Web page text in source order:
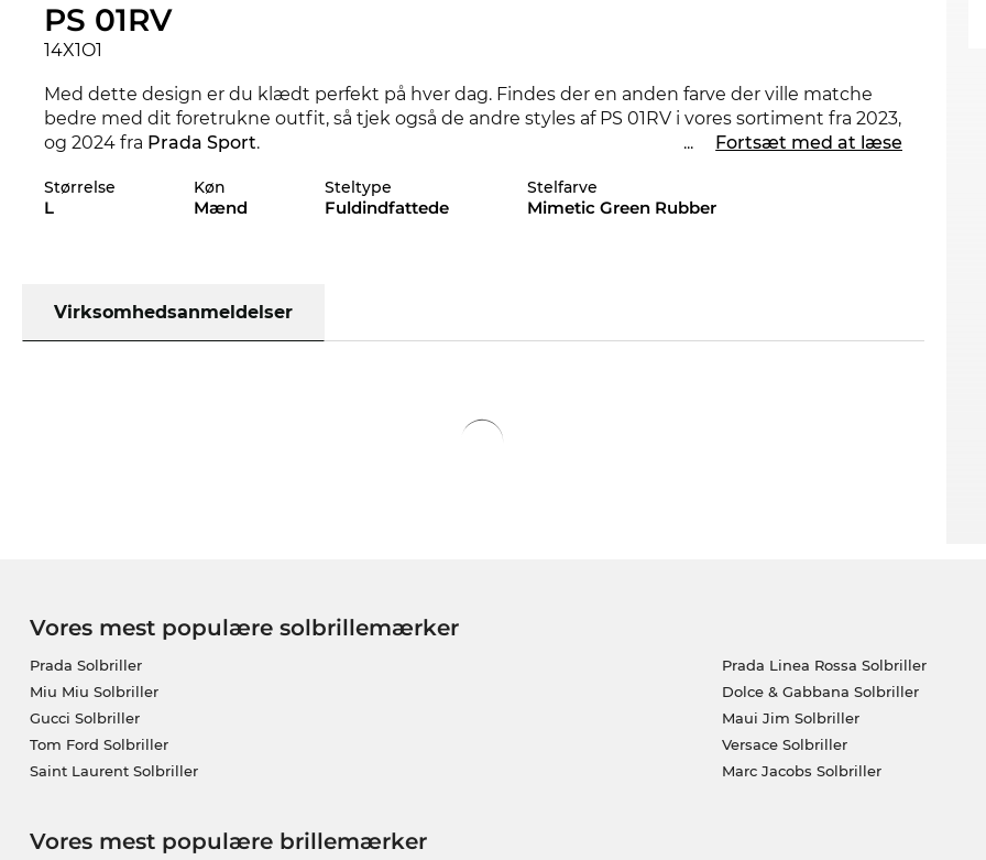
PS 01RV
14X1O1
Med dette design er du klædt perfekt på hver dag. Findes der en anden farve der ville matche
bedre med dit foretrukne outfit, så tjek også de andre styles af PS 01RV i vores sortiment fra 2023,
og 2024 fra Prada Sport.
Udformningen af stellet her er rettet decideret til til mænd. De kompromisløse linier sørger for et
maskulint touch. Briller er in. Særligt populære er briller medfuldt indfattede glas
Modellen er allerede genbestilt og er om kort tid igen på lager. Hvis du bestiller nu, kan du sikre
dig den lave pris og så snart varerne ankommer, sender vi din nye brille fraPrada Sportvidere til
... Fortsæt med at læse
Størrelse
L
Køn
Mænd
Steltype
Fuldindfattede
Stelfarve
Mimetic Green Rubber
Virksomhedsanmeldelser
Vores mest populære solbrillemærker
Prada Solbriller
Miu Miu Solbriller
Gucci Solbriller
Tom Ford Solbriller
Saint Laurent Solbriller
Prada Linea Rossa Solbriller
Dolce & Gabbana Solbriller
Maui Jim Solbriller
Versace Solbriller
Marc Jacobs Solbriller
Vores mest populære brillemærker